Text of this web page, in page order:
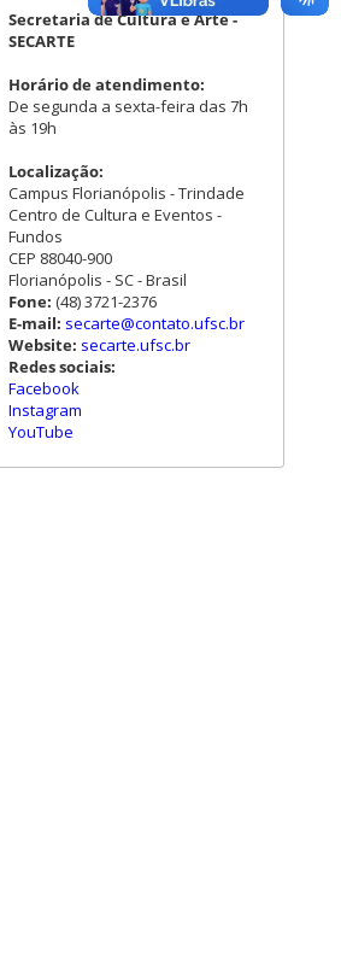
Secretaria de Cultura e Arte -
SECARTE
Horário de atendimento:
De segunda a sexta-feira das 7h
às 19h
Localização:
Campus Florianópolis - Trindade
Centro de Cultura e Eventos -
Fundos
CEP 88040-900
Florianópolis - SC - Brasil
Fone: (48) 3721-2376
E-mail: secarte@contato.ufsc.br
Website: secarte.ufsc.br
Redes sociais:
Facebook
Instagram
YouTube